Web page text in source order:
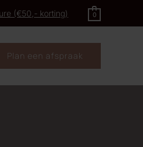
(€50,- korting) 0
Plan een afspraak